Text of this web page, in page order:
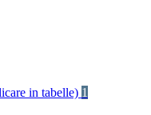
in tabelle) 1